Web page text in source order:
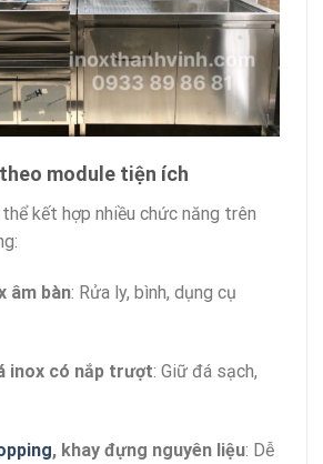
module tiện ích
kết hợp nhiều chức năng trên
âm bàn: Rửa ly, bình, dụng cụ
inox có nắp trượt: Giữ đá sạch,
, khay đựng nguyên liệu: Dễ